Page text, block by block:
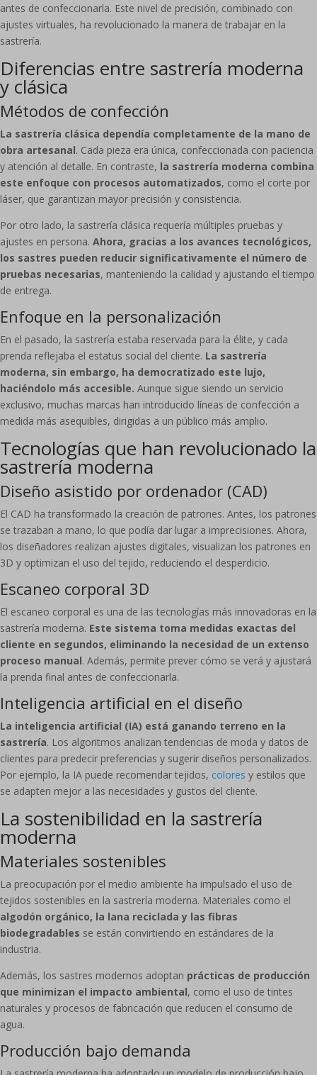
antes de confeccionarla. Este nivel de precisión, combinado con
ajustes virtuales, ha revolucionado la manera de trabajar en la
sastrería.
Diferencias entre sastrería moderna
y clásica
Métodos de confección
La sastrería clásica dependía completamente de la mano de
obra artesanal. Cada pieza era única, confeccionada con paciencia
y atención al detalle. En contraste, la sastrería moderna combina
este enfoque con procesos automatizados, como el corte por
láser, que garantizan mayor precisión y consistencia.
Por otro lado, la sastrería clásica requería múltiples pruebas y
ajustes en persona. Ahora, gracias a los avances tecnológicos,
los sastres pueden reducir significativamente el número de
pruebas necesarias, manteniendo la calidad y ajustando el tiempo
de entrega.
Enfoque en la personalización
En el pasado, la sastrería estaba reservada para la élite, y cada
prenda reflejaba el estatus social del cliente. La sastrería
moderna, sin embargo, ha democratizado este lujo,
haciéndolo más accesible. Aunque sigue siendo un servicio
exclusivo, muchas marcas han introducido líneas de confección a
medida más asequibles, dirigidas a un público más amplio.
Tecnologías que han revolucionado la
sastrería moderna
Diseño asistido por ordenador (CAD)
El CAD ha transformado la creación de patrones. Antes, los patrones
se trazaban a mano, lo que podía dar lugar a imprecisiones. Ahora,
los diseñadores realizan ajustes digitales, visualizan los patrones en
3D y optimizan el uso del tejido, reduciendo el desperdicio.
Escaneo corporal 3D
El escaneo corporal es una de las tecnologías más innovadoras en la
sastrería moderna. Este sistema toma medidas exactas del
cliente en segundos, eliminando la necesidad de un extenso
proceso manual. Además, permite prever cómo se verá y ajustará
la prenda final antes de confeccionarla.
Inteligencia artificial en el diseño
La inteligencia artificial (IA) está ganando terreno en la
sastrería. Los algoritmos analizan tendencias de moda y datos de
clientes para predecir preferencias y sugerir diseños personalizados.
Por ejemplo, la IA puede recomendar tejidos, colores y estilos que
se adapten mejor a las necesidades y gustos del cliente.
La sostenibilidad en la sastrería
moderna
Materiales sostenibles
La preocupación por el medio ambiente ha impulsado el uso de
tejidos sostenibles en la sastrería moderna. Materiales como el
algodón orgánico, la lana reciclada y las fibras
biodegradables se están convirtiendo en estándares de la
industria.
Además, los sastres modernos adoptan prácticas de producción
que minimizan el impacto ambiental, como el uso de tintes
naturales y procesos de fabricación que reducen el consumo de
agua.
Producción bajo demanda